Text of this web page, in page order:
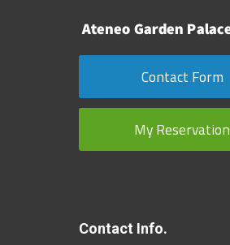
Contact Form
My Reservation
Contact Info.